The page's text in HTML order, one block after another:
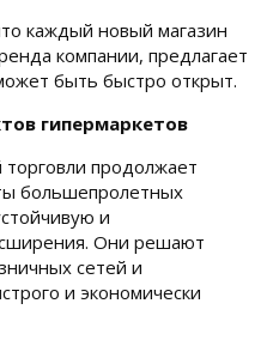
каждый новый магазин
компании, предлагает
быть быстро открыт.
гипермаркетов
торговли продолжает
большепролетных
и
Они решают
сетей и
и экономически